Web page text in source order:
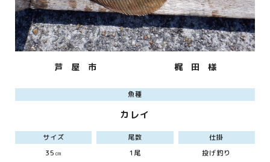
芦 屋 市 梶 田 様
魚種
カレイ
サイズ
35㎝
尾数
1尾
仕掛
投げ釣り